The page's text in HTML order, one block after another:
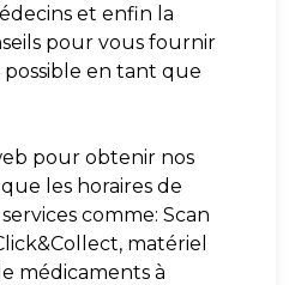
et enfin la
pour vous fournir
possible en tant que
pour obtenir nos
les horaires de
comme: Scan
matériel
médicaments à